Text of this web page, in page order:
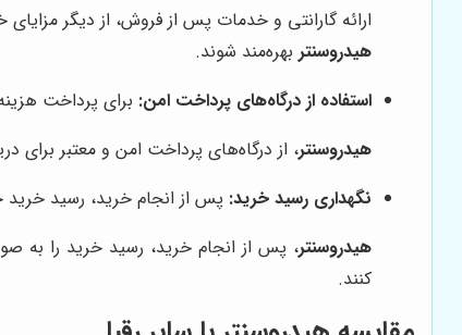
ارائه گارانتی و خدمات پس از فروش، از دیگر مزایای
هیدروسنتر بهره‌مند شوند.
استفاده از درگاه‌های پرداخت امن: برای پرداخت
هیدروسنتر، از درگاه‌های پرداخت امن و معتبر برای
نگهداری رسید خرید: پس از انجام خرید، رسید
هیدروسنتر، پس از انجام خرید، رسید خرید را به
کنند.